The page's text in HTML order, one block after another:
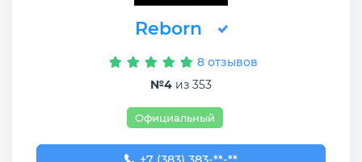
Reborn
8 отзывов
№4 из 353
Официальный